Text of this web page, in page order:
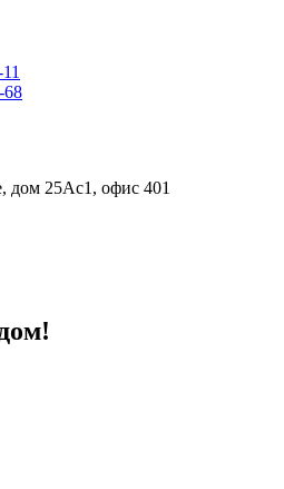
68
дом 25Аc1, офис 401